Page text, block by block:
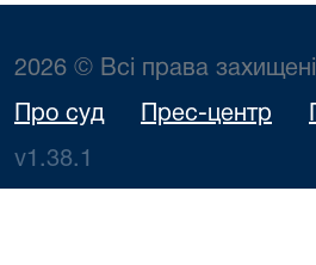
2026 © Всі права захищені
Про суд Прес-центр
v1.38.1